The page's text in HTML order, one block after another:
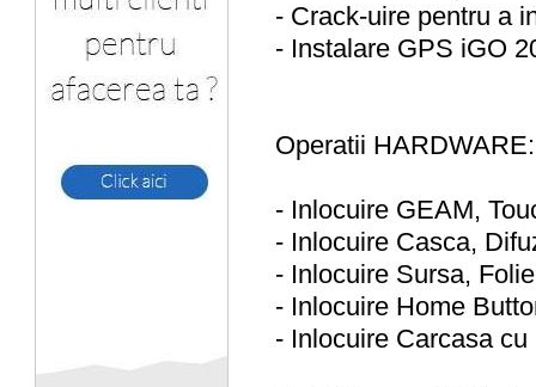
- Crack-uire pentru a
- Instalare GPS iGO
Operatii HARDWARE:
- Inlocuire GEAM,
- Inlocuire Casca,
- Inlocuire Sursa,
- Inlocuire Home
- Inlocuire Carcasa cu